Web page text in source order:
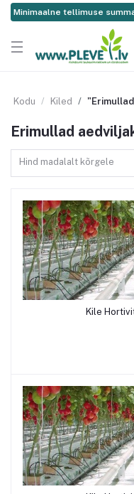
Minimaalne tellimuse
Kodu Kiled
Erimullad
Hind madalalt kõrgele
Kile